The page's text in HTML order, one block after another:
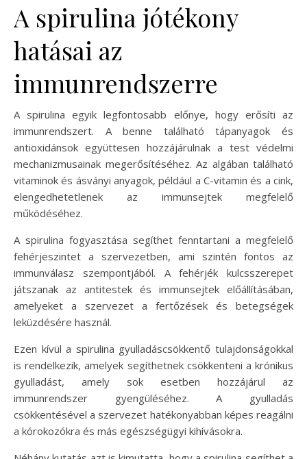
A spirulina jótékony
hatásai az
immunrendszerre
A spirulina egyik legfontosabb előnye, hogy erősíti az
immunrendszert. A benne található tápanyagok és
antioxidánsok együttesen hozzájárulnak a test védelmi
mechanizmusainak megerősítéséhez. Az algában található
vitaminok és ásványi anyagok, például a C-vitamin és a cink,
elengedhetetlenek az immunsejtek megfelelő
működéséhez.
A spirulina fogyasztása segíthet fenntartani a megfelelő
fehérjeszintet a szervezetben, ami szintén fontos az
immunválasz szempontjából. A fehérjék kulcsszerepet
játszanak az antitestek és immunsejtek előállításában,
amelyeket a szervezet a fertőzések és betegségek
leküzdésére használ.
Ezen kívül a spirulina gyulladáscsökkentő tulajdonságokkal
is rendelkezik, amelyek segíthetnek csökkenteni a krónikus
gyulladást, amely sok esetben hozzájárul az
immunrendszer gyengüléséhez. A gyulladás
csökkentésével a szervezet hatékonyabban képes reagálni
a kórokozókra és más egészségügyi kihívásokra.